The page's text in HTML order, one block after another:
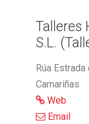
Talleres
S.L.
Rúa
Camariñas
Web
Email